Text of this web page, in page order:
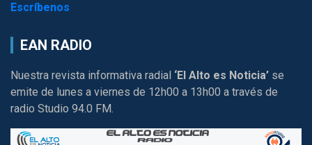
Escríbenos
EAN RADIO
Nuestra revista informativa radial ‘El Alto es Noticia’ se
emite de lunes a viernes de 12h00 a 13h00 a través de
radio Studio 94.0 FM.